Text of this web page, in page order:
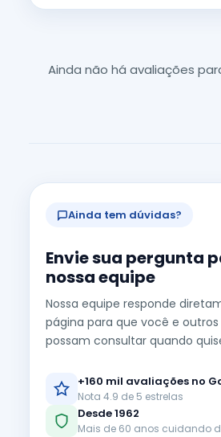
Ainda não há avaliações
Ainda tem dúvidas?
Envie sua pergunta
nossa equipe
Nossa equipe responde
página para que você e
possam consultar quando
+160 mil avaliações no
Nota 4.9 de 5 estrelas
Desde 1962
Mais de 60 anos cuidando